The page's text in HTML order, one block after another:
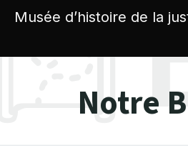
Musée d’histoire de la
Notre